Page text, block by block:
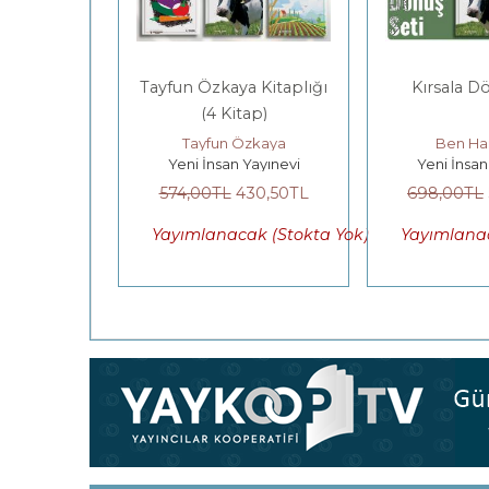
Tayfun Özkaya Kitaplığı
(4 Kitap)
Tayfun Özkaya
Yeni İnsan Yayınevi
574,00TL 430,50TL
Yayımlanacak (Stokta Yok)
Kırsala
Ben
Yeni
698,00TL